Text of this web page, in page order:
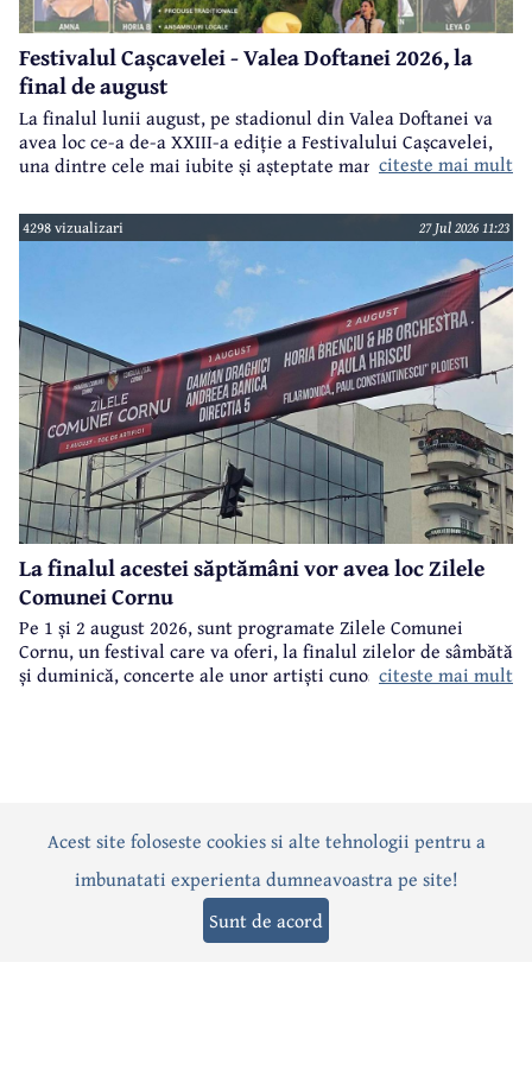
Festivalul Cașcavelei - Valea Doftanei 2026, la
final de august
La finalul lunii august, pe stadionul din Valea Doftanei va
avea loc ce-a de-a XXIII-a ediție a Festivalului Cașcavelei,
una dintre cele mai iubite și așteptate manifestări de acest
citeste mai mult
4298 vizualizari 27 Jul 2026 11:23
La finalul acestei săptămâni vor avea loc Zilele
Comunei Cornu
Pe 1 și 2 august 2026, sunt programate Zilele Comunei
Cornu, un festival care va oferi, la finalul zilelor de sâmbătă
și duminică, concerte ale unor artiști cunoscuți.citeste mai mult
ActualitatePoliticăSocialEvenimentInterviuri
Editorial Sport Anunțuri
Acest site foloseste cookies si alte tehnologii pentru a
imbunatati experienta dumneavoastra pe site!
Sunt de acord